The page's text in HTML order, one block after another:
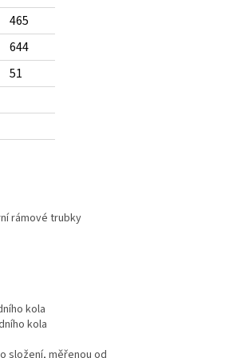
465
644
51
rámové trubky
kola
kola
složení, měřenou od